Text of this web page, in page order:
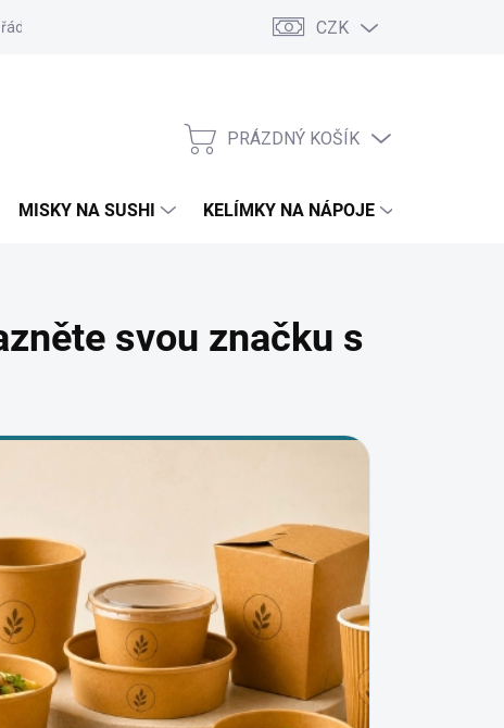
Moje objednávka
CZK
NÁKUPNÍ
PRÁZDNÝ KOŠÍK
MISKY NA SUSHI KELÍMKY NA NÁPOJE
svou značku s